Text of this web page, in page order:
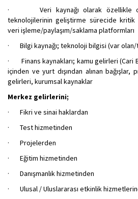
· Veri kaynağı olarak özellikle
teknolojilerinin geliştirme sürecide
veri işleme/paylaşım/saklama platformları
· Bilgi kaynağı; teknoloji bilgisi (var
· Finans kaynakları; kamu gelirleri (Cari
içinden ve yurt dışından alınan
gelirleri, kurumsal kaynaklar
Merkez gelirlerini;
· Fikri ve sinai haklardan
· Test hizmetinden
· Projelerden
· Eğitim hizmetinden
· Danışmanlık hizmetinden
· Ulusal / Uluslararası etkinlik